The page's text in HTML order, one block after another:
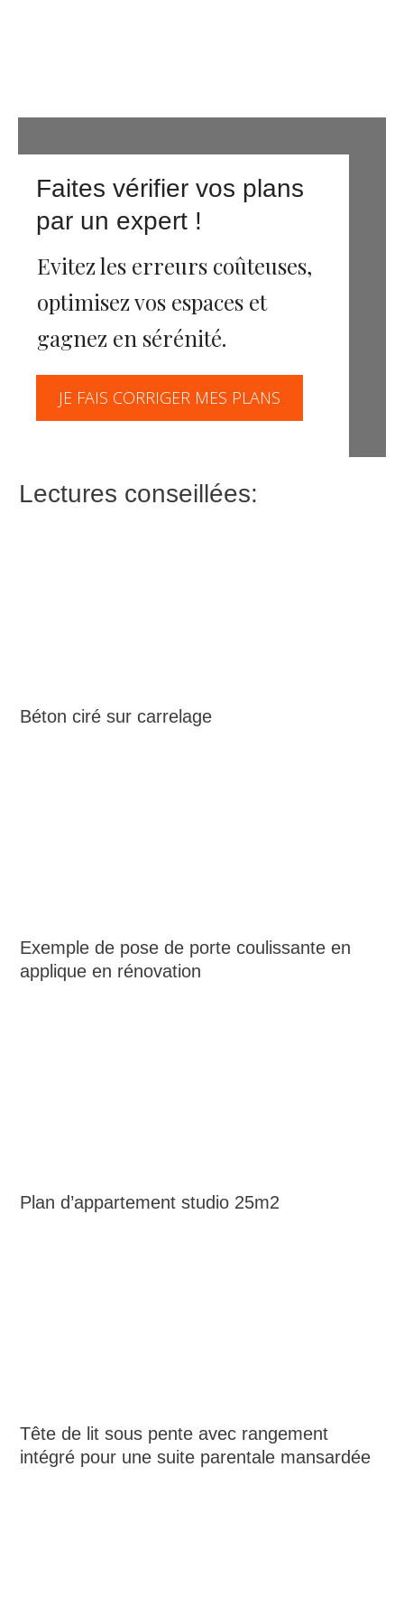
Faites vérifier vos plans
par un expert !
Evitez les erreurs coûteuses,
optimisez vos espaces et
gagnez en sérénité.
JE FAIS CORRIGER MES PLANS
Lectures conseillées:
Béton ciré sur carrelage
Exemple de pose de porte coulissante en
applique en rénovation
Plan d’appartement studio 25m2
Tête de lit sous pente avec rangement
intégré pour une suite parentale mansardée